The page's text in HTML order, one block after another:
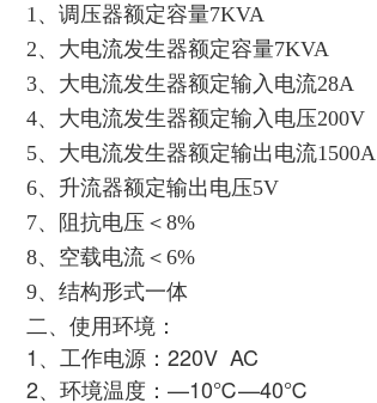
1、 调压器额定容量7KVA
2、大电流发生器额定容量7KVA
3、大电流发生器额定输入电流28A
4、大电流发生器额定输入电压200V
5、大电流发生器额定输出电流1500A
6、 升流器额定输出电压5V
7、
阻抗电压＜8%
8、 空载电流＜6%
9、 结构形式一体
二、使用环境：
1、工作电源：220V AC
2、环境温度：—10℃—40℃